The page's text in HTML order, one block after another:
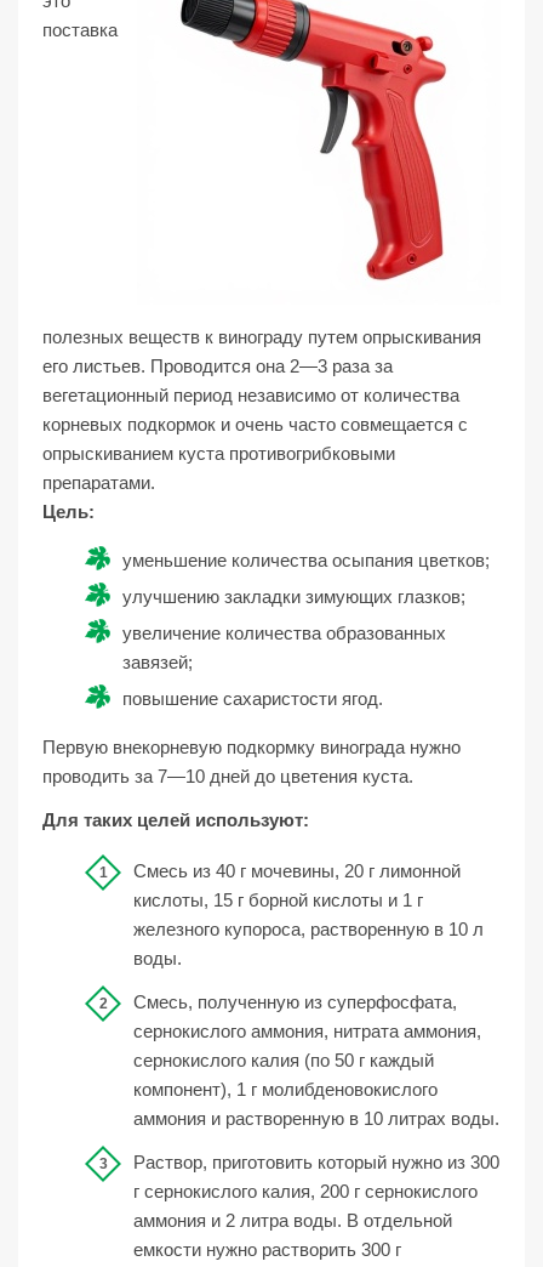
поставка
полезных веществ к винограду путем опрыскивания
его листьев. Проводится она 2—3 раза за
вегетационный период независимо от количества
корневых подкормок и очень часто совмещается с
опрыскиванием куста противогрибковыми
препаратами.
Цель:
уменьшение количества осыпания цветков;
улучшению закладки зимующих глазков;
увеличение количества образованных
завязей;
повышение сахаристости ягод.
Первую внекорневую подкормку винограда нужно
проводить за 7—10 дней до цветения куста.
Для таких целей используют:
Смесь из 40 г мочевины, 20 г лимонной
кислоты, 15 г борной кислоты и 1 г
железного купороса, растворенную в 10 л
воды.
Смесь, полученную из суперфосфата,
сернокислого аммония, нитрата аммония,
сернокислого калия (по 50 г каждый
компонент), 1 г молибденовокислого
аммония и растворенную в 10 литрах воды.
Раствор, приготовить который нужно из 300
г сернокислого калия, 200 г сернокислого
аммония и 2 литра воды. В отдельной
емкости нужно растворить 300 г